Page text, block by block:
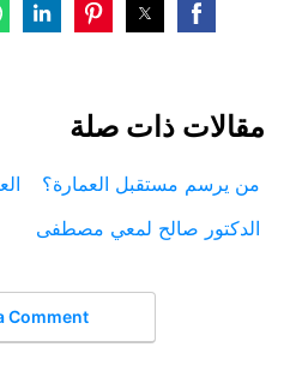
مقالات ذات صلة
من يرسم مستقبل العمارة؟
الدكتور صالح لمعي مصطفى
Comment